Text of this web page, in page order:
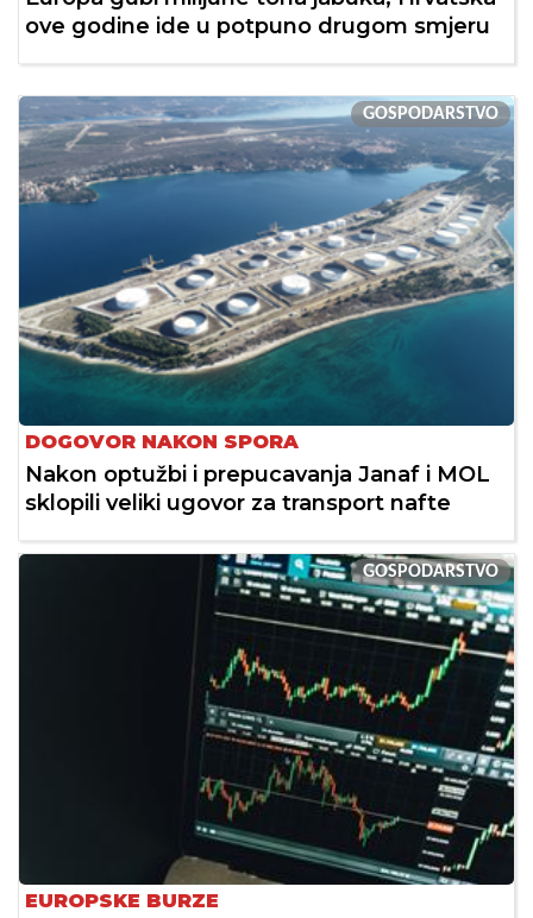
ove godine ide u potpuno drugom smjeru
GOSPODARSTVO
DOGOVOR NAKON SPORA
Nakon optužbi i prepucavanja Janaf i MOL
sklopili veliki ugovor za transport nafte
GOSPODARSTVO
EUROPSKE BURZE